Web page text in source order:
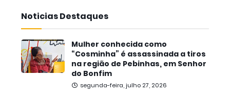
Noticias Destaques
Mulher conhecida como
“Cosminha” é assassinada a tiros
na região de Pebinhas, em Senhor
do Bonfim
segunda-feira, julho 27, 2026